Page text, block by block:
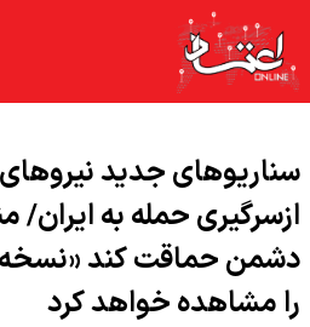
سناریوهای جدید
ازسرگیری حمله به ایران/
دشمن حماقت کند «نسخه
را مشاهده خواهد کرد